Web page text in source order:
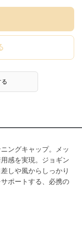
る
ングキャップ。メッ
感を実現。ジョギン
しや風からしっかり
ポートする、必携の